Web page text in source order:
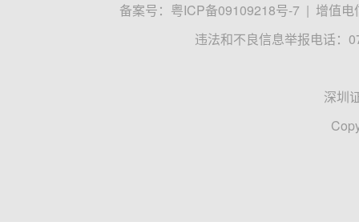
备案号： 粤ICP备09109218号-7 | 增值电
违法和不良信息举报电话：
深圳